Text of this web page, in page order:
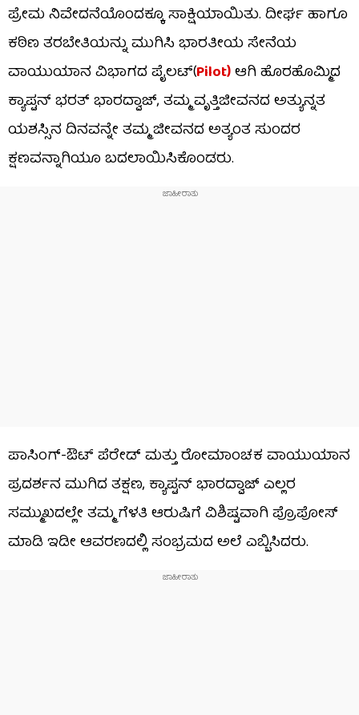
ಪ್ರೇಮ ನಿವೇದನೆಯೊಂದಕ್ಕೂ ಸಾಕ್ಷಿಯಾಯಿತು. ದೀರ್ಘ ಹಾಗೂ
ಕಠಿಣ ತರಬೇತಿಯನ್ನು ಮುಗಿಸಿ ಭಾರತೀಯ ಸೇನೆಯ
ವಾಯುಯಾನ ವಿಭಾಗದ ಪೈಲಟ್(Pilot)ಆಗಿ ಹೊರಹೊಮ್ಮಿದ
ಕ್ಯಾಪ್ಟನ್ ಭರತ್ ಭಾರದ್ವಾಜ್, ತಮ್ಮ ವೃತ್ತಿಜೀವನದ ಅತ್ಯುನ್ನತ
ಯಶಸ್ಸಿನ ದಿನವನ್ನೇ ತಮ್ಮ ಜೀವನದ ಅತ್ಯಂತ ಸುಂದರ
ಕ್ಷಣವನ್ನಾಗಿಯೂ ಬದಲಾಯಿಸಿಕೊಂಡರು.
ಪಾಸಿಂಗ್-ಔಟ್ ಪೆರೇಡ್ ಮತ್ತು ರೋಮಾಂಚಕ ವಾಯುಯಾನ
ಪ್ರದರ್ಶನ ಮುಗಿದ ತಕ್ಷಣ, ಕ್ಯಾಪ್ಟನ್ ಭಾರದ್ವಾಜ್ ಎಲ್ಲರ
ಸಮ್ಮುಖದಲ್ಲೇ ತಮ್ಮ ಗೆಳತಿ ಆರುಷಿಗೆ ವಿಶಿಷ್ಟವಾಗಿ ಪ್ರೊಪೋಸ್
ಮಾಡಿ ಇಡೀ ಆವರಣದಲ್ಲಿ ಸಂಭ್ರಮದ ಅಲೆ ಎಬ್ಬಿಸಿದರು.